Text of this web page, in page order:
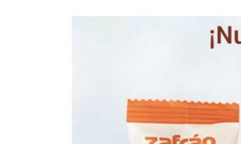
Empresas y Negocios
LifeStyle
Negocios